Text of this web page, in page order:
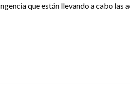
que están llevando a cabo las